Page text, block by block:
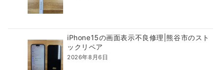
iPhone15の画面表示不良修理|熊谷市のスト
ックリペア
2026年8月6日